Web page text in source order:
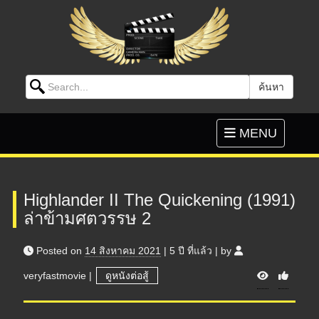
Search for: ค้นหา
Toggle
navigation
MENU
Highlander II The Quickening (1991)
ล่าข้ามศตวรรษ 2
Posted on 14 สิงหาคม 2021 | 5 ปี ที่แล้ว | by
veryfastmovie | ดูหนังต่อสู้ V
i